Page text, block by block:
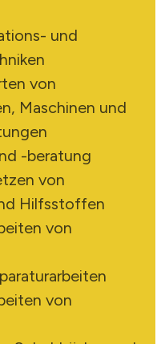
und
von
Maschinen und
-beratung
von
Hilfsstoffen
von
von